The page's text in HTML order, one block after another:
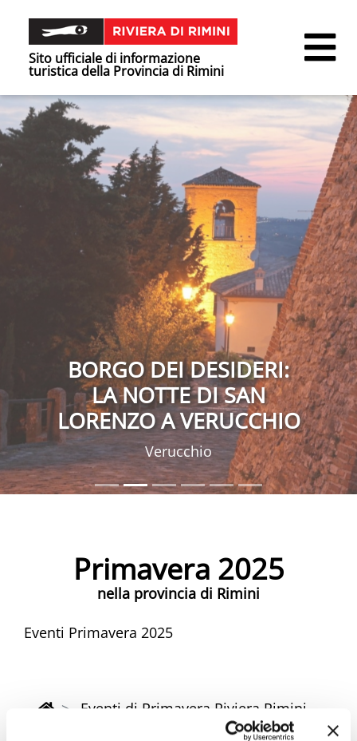
Sito ufficiale di informazione
turistica della Provincia di Rimini
BORGO DEI DESIDERI:
LA NOTTE DI SAN
LORENZO A VERUCCHIO
Verucchio
Primavera 2025
nella provincia di Rimini
Eventi Primavera 2025
Eventi di Primavera Riviera Rimini